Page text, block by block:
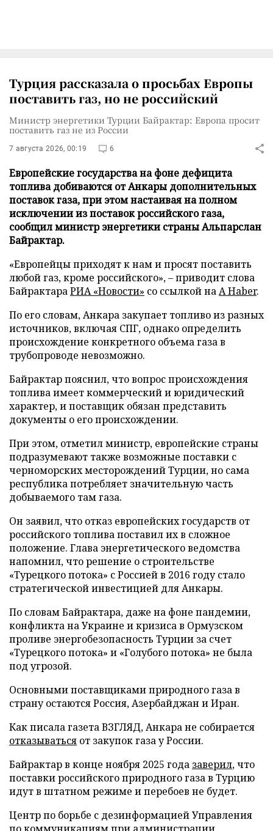
Турция рассказала о просьбах Европы
поставить газ, но не российский
Министр энергетики Турции Байрактар: Европа просит
поставить газ не из России
7 августа 2026, 00:19 6
Европейские государства на фоне дефицита
топлива добиваются от Анкары дополнительных
поставок газа, при этом настаивая на полном
исключении из поставок российского газа,
сообщил министр энергетики страны Альпарслан
Байрактар.
«Европейцы приходят к нам и просят поставить
любой газ, кроме российского», – приводит слова
БайрактараРИА «Новости» со ссылкой наA Haber.
По его словам, Анкара закупает топливо из разных
источников, включая СПГ, однако определить
происхождение конкретного объема газа в
трубопроводе невозможно.
Байрактар пояснил, что вопрос происхождения
топлива имеет коммерческий и юридический
характер, и поставщик обязан представить
документы о его происхождении.
При этом, отметил министр, европейские страны
подразумевают также возможные поставки с
черноморских месторождений Турции, но сама
республика потребляет значительную часть
добываемого там газа.
Он заявил, что отказ европейских государств от
российского топлива поставил их в сложное
положение. Глава энергетического ведомства
напомнил, что решение о строительстве
«Турецкого потока» с Россией в 2016 году стало
стратегической инвестицией для Анкары.
По словам Байрактара, даже на фоне пандемии,
конфликта на Украине и кризиса в Ормузском
проливе энергобезопасность Турции за счет
«Турецкого потока» и «Голубого потока» не была
под угрозой.
Основными поставщиками природного газа в
страну остаются Россия, Азербайджан и Иран.
Как писала газета ВЗГЛЯД, Анкара не собирается
отказываться от закупок газа у России.
Байрактар в конце ноября 2025 года заверил, что
поставки российского природного газа в Турцию
идут в штатном режиме и перебоев не будет.
Центр по борьбе с дезинформацией Управления